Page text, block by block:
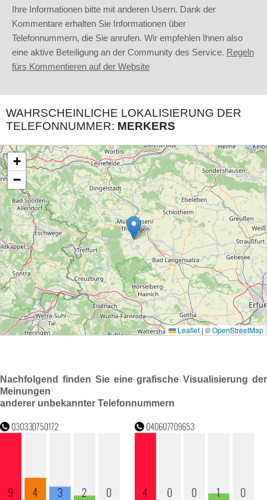
Ihre Informationen bitte mit anderen Usern. Dank der
Kommentare erhalten Sie Informationen über
Telefonnummern, die Sie anrufen. Wir empfehlen Ihnen also
eine aktive Beteiligung an der Community des Service. Regeln
fürs Kommentieren auf der Website
WAHRSCHEINLICHE LOKALISIERUNG DER
TELEFONNUMMER: MERKERS
Nachfolgend finden Sie eine grafische Visualisierung der
Meinungen
anderer unbekannter Telefonnummern